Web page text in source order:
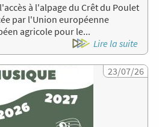
à l'alpage du Crêt du Poulet
par l'Union européenne
agricole pour le...
Lire la suite
Image 23/07/26